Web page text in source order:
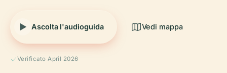
Ascolta l'audioguida Vedi mappa
Verificato April 2026